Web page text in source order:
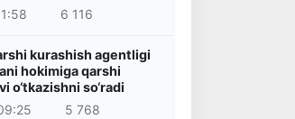
6 116
kurashish agentligi
hokimiga qarshi
o‘tkazishni so‘radi
5 768